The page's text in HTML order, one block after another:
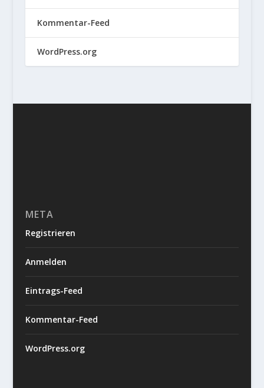
Kommentar-Feed
WordPress.org
META
Registrieren
Anmelden
Eintrags-Feed
Kommentar-Feed
WordPress.org